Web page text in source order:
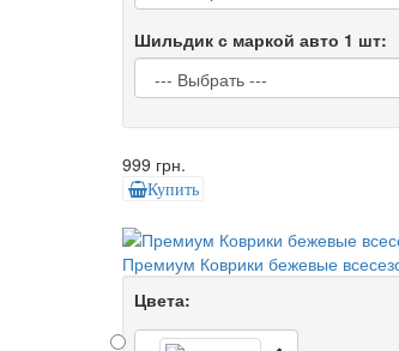
Шильдик с маркой авто 1 шт:
999 грн.
Купить
Премиум Коврики бежевые
Цвета: